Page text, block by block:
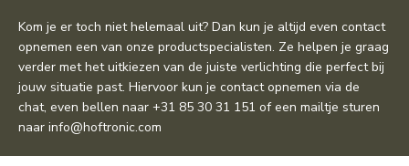
Kom je er toch niet helemaal uit? Dan kun je altijd even contact
opnemen een van onze productspecialisten. Ze helpen je graag
verder met het uitkiezen van de juiste verlichting die perfect bij
jouw situatie past. Hiervoor kun je contact opnemen via de
chat, even bellen naar +31 85 30 31 151 of een mailtje sturen
naar info@hoftronic.com